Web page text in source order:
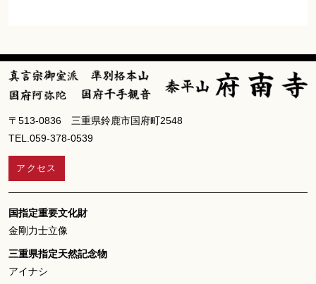
〒513-0836 三重県鈴鹿市国府町2548
TEL.059-378-0539
アクセス
国指定重要文化財
金剛力士立像
三重県指定天然記念物
アイナシ